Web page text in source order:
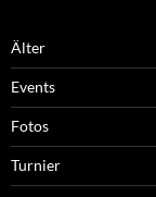
Älter
Events
Fotos
Turnier